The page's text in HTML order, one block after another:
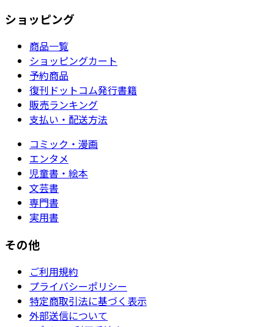
ショッピング
商品一覧
ショッピングカート
予約商品
復刊ドットコム発行書籍
販売ランキング
支払い・配送方法
コミック・漫画
エンタメ
児童書・絵本
文芸書
専門書
実用書
その他
ご利用規約
プライバシーポリシー
特定商取引法に基づく表示
外部送信について